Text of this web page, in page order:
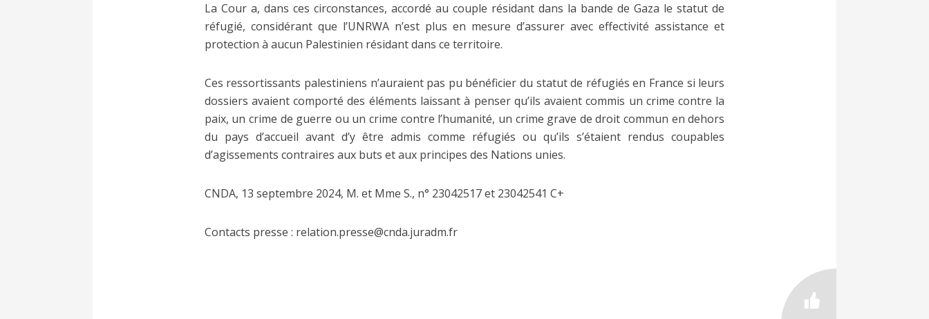
La Cour a, dans ces circonstances, accordé au couple résidant dans la bande de Gaza le statut de
réfugié, considérant que l’UNRWA n’est plus en mesure d’assurer avec effectivité assistance et
protection à aucun Palestinien résidant dans ce territoire.
Ces ressortissants palestiniens n’auraient pas pu bénéficier du statut de réfugiés en France si leurs
dossiers avaient comporté des éléments laissant à penser qu’ils avaient commis un crime contre la
paix, un crime de guerre ou un crime contre l’humanité, un crime grave de droit commun en dehors
du pays d’accueil avant d’y être admis comme réfugiés ou qu’ils s’étaient rendus coupables
d’agissements contraires aux buts et aux principes des Nations unies.
CNDA, 13 septembre 2024, M. et Mme S., n° 23042517 et 23042541 C+
Contacts presse : relation.presse@cnda.juradm.fr